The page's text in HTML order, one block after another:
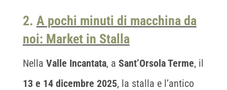
2. A pochi minuti di macchina da
noi: Market in Stalla
Nella Valle Incantata, a Sant’Orsola Terme, il
13 e 14 dicembre 2025, la stalla e l’antico